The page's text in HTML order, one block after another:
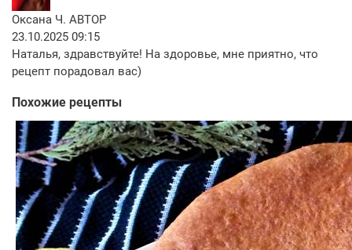
Оксана Ч. АВТОР
23.10.2025 09:15
Наталья, здравствуйте! На здоровье, мне приятно, что
рецепт порадовал вас)
Похожие рецепты